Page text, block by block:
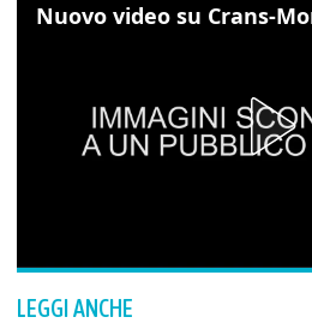
LEGGI ANCHE